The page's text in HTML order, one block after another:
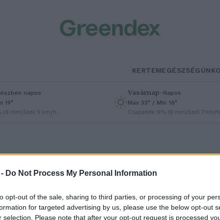
Do Not Process My Personal Information
opt-out of the sale, sharing to third parties, or processing of your
for targeted advertising by us, please use the below opt-out
selection. Please note that after your opt-out request is processed
KERTEMEGÉSZSÉGÜNK
napos
19°
(0 mm)Szél: 9 km/h
Vasárnap–Napos
Max 33° / Min 18°
Csapadék: 0% (0 mm)Szél: 7 km/h
V4-ek kiállnak a klímavédelem